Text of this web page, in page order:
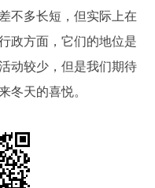
日本語
不多长短，但实际上在
政方面，它们的地位是
动较少，但是我们期待
冬天的喜悦。